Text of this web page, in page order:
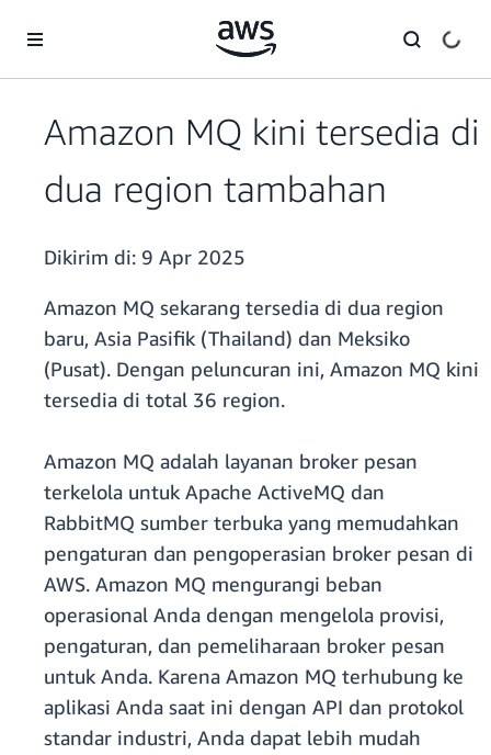
Amazon MQ kini tersedia di
dua region tambahan
Dikirim di: 9 Apr 2025
Amazon MQ sekarang tersedia di dua region
baru, Asia Pasifik (Thailand) dan Meksiko
(Pusat). Dengan peluncuran ini, Amazon MQ kini
tersedia di total 36 region.
Amazon MQ adalah layanan broker pesan
terkelola untuk Apache ActiveMQ dan
RabbitMQ sumber terbuka yang memudahkan
pengaturan dan pengoperasian broker pesan di
AWS. Amazon MQ mengurangi beban
operasional Anda dengan mengelola provisi,
pengaturan, dan pemeliharaan broker pesan
untuk Anda. Karena Amazon MQ terhubung ke
aplikasi Anda saat ini dengan API dan protokol
standar industri, Anda dapat lebih mudah